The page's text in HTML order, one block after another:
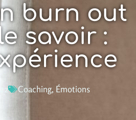
burn out
savoir :
Coaching, Émotions